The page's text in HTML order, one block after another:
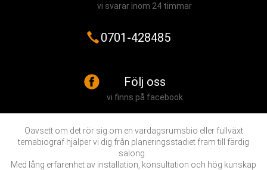
vi svarar inom 24 timmar
0701-428485
Följ oss
vi finns på facebook
Oavsett om det rör sig om en vardagsrumsbio eller fullväxt
temabiograf hjälper vi dig från planeringsstadiet fram till färdig
salong.
Med lång erfarenhet av installation, konsultation och hög kunskap